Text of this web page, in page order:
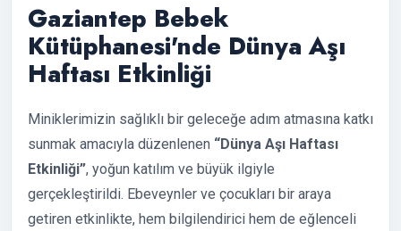
Gaziantep Bebek
Kütüphanesi'nde Dünya Aşı
Haftası Etkinliği
Miniklerimizin sağlıklı bir geleceğe adım atmasına katkı
sunmak amacıyla düzenlenen “Dünya Aşı Haftası
Etkinliği”, yoğun katılım ve büyük ilgiyle
gerçekleştirildi. Ebeveynler ve çocukları bir araya
getiren etkinlikte, hem bilgilendirici hem de eğlenceli